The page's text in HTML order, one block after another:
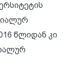
წლიდან კი